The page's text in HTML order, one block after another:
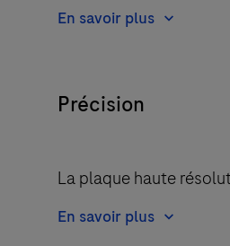
En savoir plus
Précision
La plaque haute
En savoir plus